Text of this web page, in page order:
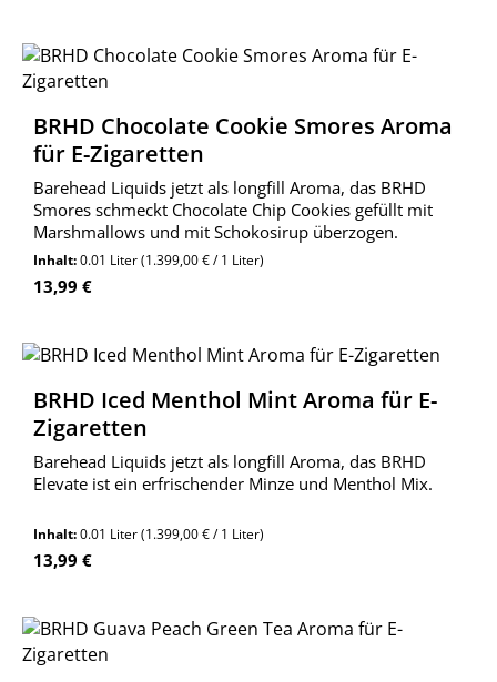
BRHD Chocolate Cookie Smores Aroma
für E-Zigaretten
Barehead Liquids jetzt als longfill Aroma, das BRHD
Smores schmeckt Chocolate Chip Cookies gefüllt mit
Marshmallows und mit Schokosirup überzogen.
Inhalt:0.01 Liter(1.399,00 € / 1 Liter)
Regulärer Preis:
13,99 €
BRHD Iced Menthol Mint Aroma für E-
Zigaretten
Barehead Liquids jetzt als longfill Aroma, das BRHD
Elevate ist ein erfrischender Minze und Menthol Mix.
Inhalt:0.01 Liter(1.399,00 € / 1 Liter)
Regulärer Preis:
13,99 €